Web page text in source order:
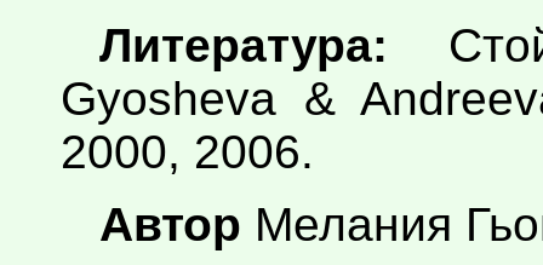
Литература:
Gyosheva &
2000, 2006.
Автор Мелания